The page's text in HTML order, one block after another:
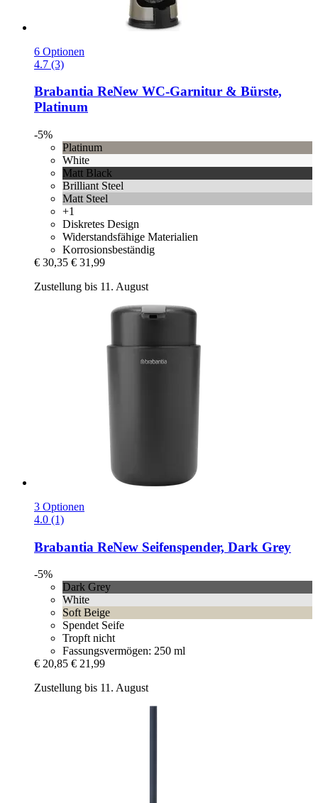
6 Optionen
4.7 (3)
Brabantia ReNew WC-​Garnitur & Bürste,
Platinum
-5%
Platinum
White
Matt Black
Brilliant Steel
Matt Steel
+1
Diskretes Design
Widerstandsfähige Materialien
Korrosionsbeständig
€ 30,35 € 31,99
Zustellung bis 11. August
3 Optionen
4.0 (1)
Brabantia ReNew Seifenspender, Dark Grey
-5%
Dark Grey
White
Soft Beige
Spendet Seife
Tropft nicht
Fassungsvermögen: 250 ml
€ 20,85 € 21,99
Zustellung bis 11. August